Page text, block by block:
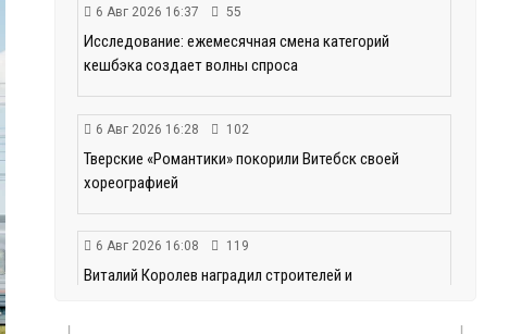
6 Авг 2026 16:37 55
Исследование: ежемесячная смена категорий
кешбэка создает волны спроса
6 Авг 2026 16:28 102
Тверские «Романтики» покорили Витебск своей
хореографией
6 Авг 2026 16:08 119
Виталий Королев наградил строителей и